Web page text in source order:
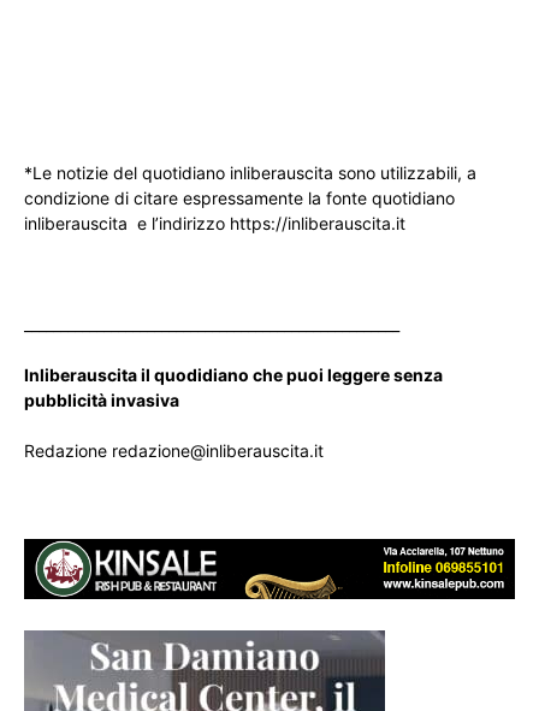
*Le notizie del quotidiano inliberauscita sono utilizzabili, a
condizione di citare espressamente la fonte quotidiano
inliberauscita e l’indirizzo https://inliberauscita.it
Inliberauscita il quodidiano che puoi leggere senza
pubblicità invasiva
Redazione redazione@inliberauscita.it